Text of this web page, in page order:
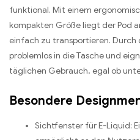
funktional. Mit einem
kompakten Größe liegt der Pod
einfach zu transportieren. Durch
problemlos in die Tasche und
täglichen Gebrauch, egal ob
Besondere
Sichtfenster für E-Liquid: